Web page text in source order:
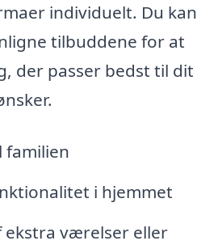
individuelt. Du kan
tilbuddene for at
der passer bedst til dit
familien
i hjemmet
ekstra værelser eller